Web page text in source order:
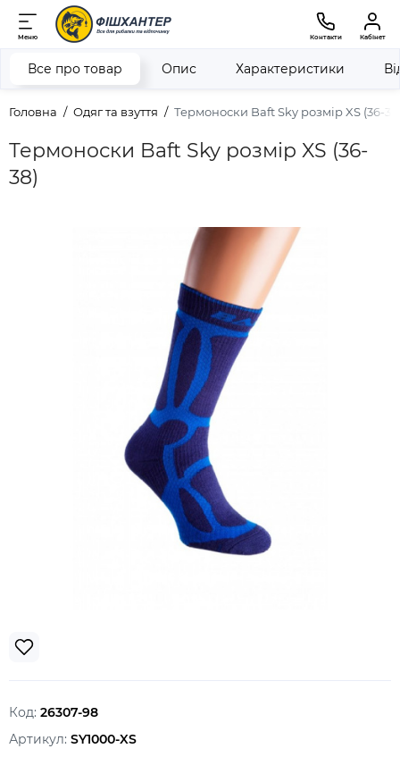
Меню Контакти Кабінет
Головна Одяг та взуття Термоноски Baft Sky розмір XS (36-
Термоноски Baft Sky розмір XS (36-
38)
Все про товар Опис Характеристики
Код: 26307-98
Артикул: SY1000-XS